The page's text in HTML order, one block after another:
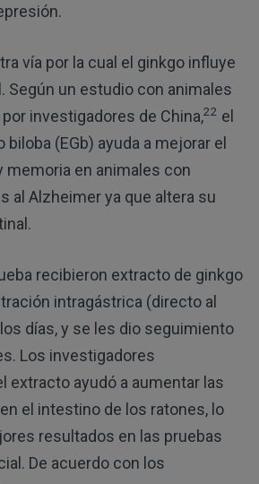
vía por la cual el ginkgo influye
Según un estudio con animales
investigadores de China,22 el
(EGb) ayuda a mejorar el
memoria en animales con
al Alzheimer ya que altera su
recibieron extracto de ginkgo
intragástrica (directo al
días, y se les dio seguimiento
Los investigadores
extracto ayudó a aumentar las
el intestino de los ratones, lo
resultados en las pruebas
De acuerdo con los